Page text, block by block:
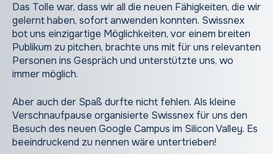
Das Tolle war, dass wir all die neuen Fähigkeiten, die wir
gelernt haben, sofort anwenden konnten. Swissnex
bot uns einzigartige Möglichkeiten, vor einem breiten
Publikum zu pitchen, brachte uns mit für uns relevanten
Personen ins Gespräch und unterstützte uns, wo
immer möglich.
Aber auch der Spaß durfte nicht fehlen. Als kleine
Verschnaufpause organisierte Swissnex für uns den
Besuch des neuen Google Campus im Silicon Valley. Es
beeindruckend zu nennen wäre untertrieben!